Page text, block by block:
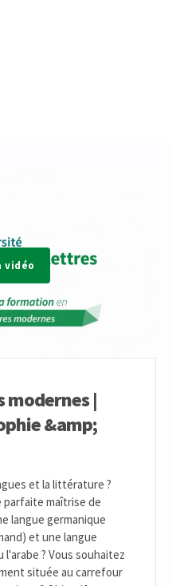
vidéo
modernes |
&amp;
et la littérature ?
parfaite maîtrise de
langue germanique
et une langue
? Vous souhaitez
située au carrefour